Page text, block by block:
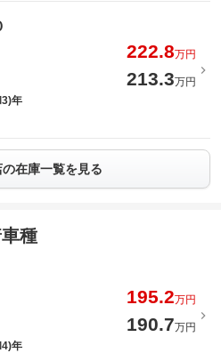
222.8万円
213.3万円
年
在庫一覧を見る
種
195.2万円
190.7万円
年